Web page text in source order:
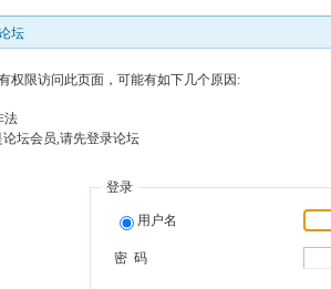
坛
权限访问此页面，可能有如下几个原因:
法
坛会员,请先登录论坛
登录
用户名
密 码